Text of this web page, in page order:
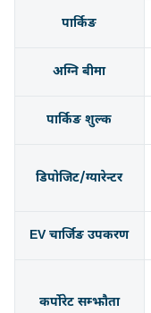
पार्किङ
अग्नि बीमा
पार्किङ शुल्क
डिपोजिट/ग्यारेन्टर
EV चार्जिङ उपकरण
कर्पोरेट सम्झौता